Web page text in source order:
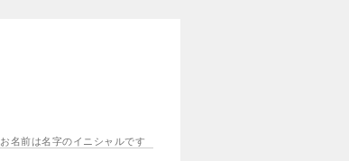
お名前は名字のイニシャルです